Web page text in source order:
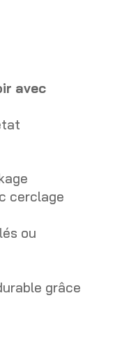
avec
cerclage
ou
grâce